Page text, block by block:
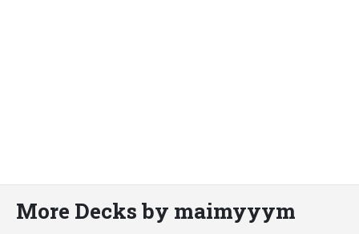
More Decks by maimyyym